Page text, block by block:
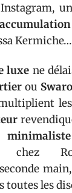
luxe ne
ou
minimaliste
chez
toutes les